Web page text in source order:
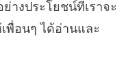
างประโยชน์ที่เราจะ
พื่อนๆ ได้อ่านและ